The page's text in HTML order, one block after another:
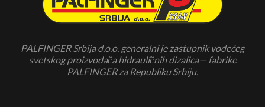
PALFINGER Srbija d.o.o. generalni je zastupnik vodećeg
svetskog proizvodača hidrauličnih dizalica— fabrike
PALFINGER za Republiku Srbiju.